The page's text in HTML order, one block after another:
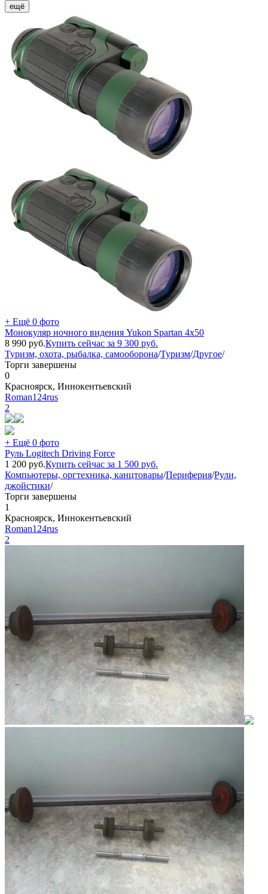
ещё
+ Ещё 0 фото
Монокуляр ночного видения Yukon Spartan 4x50
8 990 руб.Купить сейчас за 9 300 руб.
Туризм, охота, рыбалка, самооборона/Туризм/Другое/
Торги завершены
0
Красноярск, Иннокентьевский
Roman124rus
2
+ Ещё 0 фото
Руль Logitech Driving Force
1 200 руб.Купить сейчас за 1 500 руб.
Компьютеры, оргтехника, канцтовары/Периферия/Рули,
джойстики/
Торги завершены
1
Красноярск, Иннокентьевский
Roman124rus
2